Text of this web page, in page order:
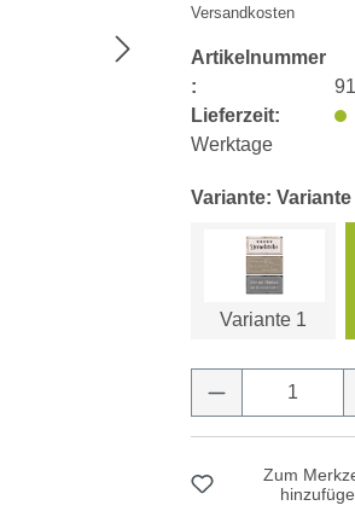
Versandkosten
Artikelnummer
:
Lieferzeit:
Werktage
Variante: Variante
Variante 1
Produkt
Zum